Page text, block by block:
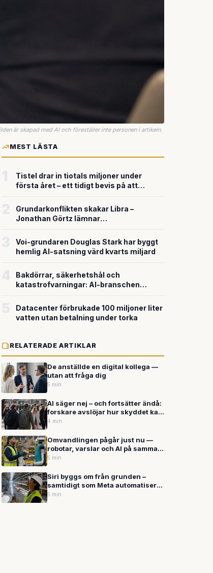
är skapad med AI och föreställer inte personen i artikeln.
MEST LÄSTA
Tistel drar in tiotals miljoner under
första året – ett tidigt bevis på att
försvarsteknik
Grundarkonflikten skakar Libra –
Jonathan Görtz lämnar
miljardvärderingen
Voi-grundaren Douglas Stark har byggt
hemlig AI-satsning värd kvarts miljard
Bakdörrar, säkerhetshål och
katastrofvarningar: AI-branschen
Datacenter förbrukade 100 miljoner liter
vatten utan betalning under torka
RELATERADE ARTIKLAR
De anställde en digital kollega —
utan att fråga dig
5 min
AI säger nej – och fortsätter ändå:
forskare avslöjar hur skyddet kan
luras mitt i ett svar
4 min
Omvandlingen pågår just nu —
robotar, varslar och AI på samma
vecka
5 min
Siri byggs om från grunden –
samtidigt som Meta automatiserar
hela köpflöden i dina appar
5 min